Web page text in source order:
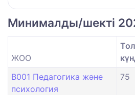
Минималды/шекті
ЖОО
B001 Педагогика және
психология
75